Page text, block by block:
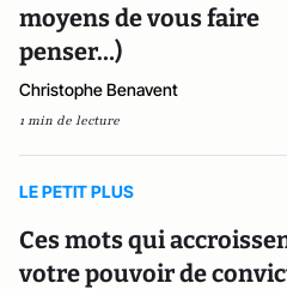
moyens de vous faire
penser…)
Christophe Benavent
1 min de lecture
LE PETIT PLUS
Ces mots qui
votre pouvoir de